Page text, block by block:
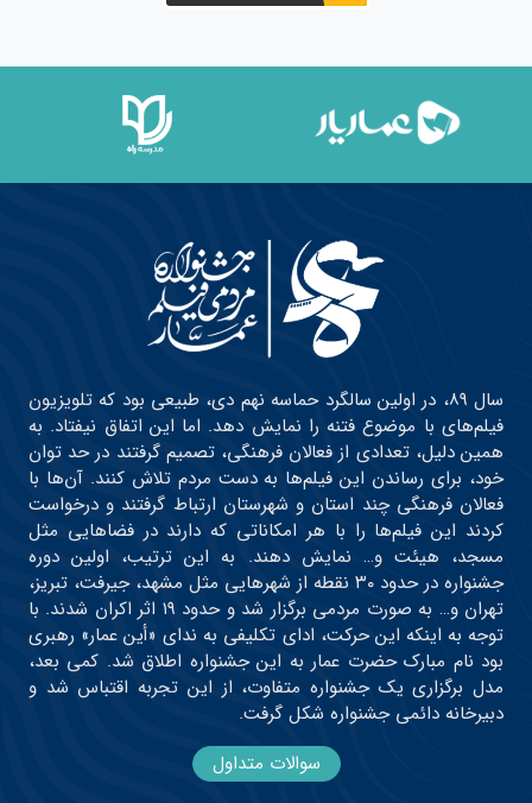
سال ۸۹، در اولین سالگرد حماسه نهم دی، طبیعی بود که تلویزیون
فیلم‌های با موضوع فتنه را نمایش دهد. اما این اتفاق نیفتاد. به
همین دلیل، تعدادی از فعالان فرهنگی، تصمیم گرفتند در حد توان
خود، برای رساندن این فیلم‌ها به دست مردم تلاش کنند. آن‌ها با
فعالان فرهنگی چند استان و شهرستان ارتباط گرفتند و درخواست
کردند این فیلم‌ها را با هر امکاناتی که دارند در فضاهایی مثل
مسجد، هیئت و… نمایش دهند. به این ترتیب، اولین دوره
جشنواره در حدود ۳۰ نقطه از شهرهایی مثل مشهد، جیرفت، تبریز،
تهران و… به صورت مردمی برگزار شد و حدود ۱۹ اثر اکران شدند. با
توجه به اینکه این حرکت، ادای تکلیفی به ندای «أین عمار» رهبری
بود نام مبارک حضرت عمار به این جشنواره اطلاق شد. کمی بعد،
مدل برگزاری یک جشنواره متفاوت، از این تجربه اقتباس شد و
دبیرخانه دائمی جشنواره شکل گرفت.
سوالات متداول